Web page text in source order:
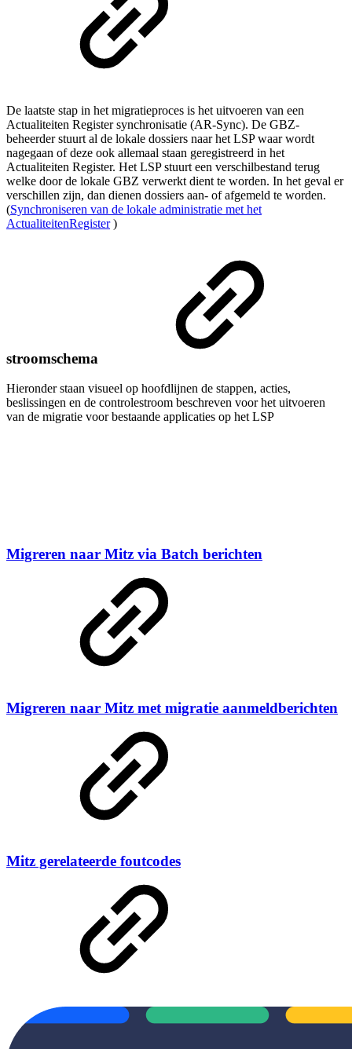
De laatste stap in het migratieproces is het uitvoeren van een
Actualiteiten Register synchronisatie (AR-Sync). De GBZ-
beheerder stuurt al de lokale dossiers naar het LSP waar wordt
nagegaan of deze ook allemaal staan geregistreerd in het
Actualiteiten Register. Het LSP stuurt een verschilbestand terug
welke door de lokale GBZ verwerkt dient te worden. In het geval er
verschillen zijn, dan dienen dossiers aan- of afgemeld te worden.
(Synchroniseren van de lokale administratie met het
ActualiteitenRegister )
stroomschema
Hieronder staan visueel op hoofdlijnen de stappen, acties,
beslissingen en de controlestroom beschreven voor het uitvoeren
van de migratie voor bestaande applicaties op het LSP
Migreren naar Mitz via Batch berichten
Migreren naar Mitz met migratie aanmeldberichten
Mitz gerelateerde foutcodes